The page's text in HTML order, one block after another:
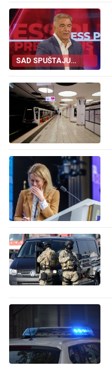
SAD SPUŠTAJU
RAMPU PODGORICI